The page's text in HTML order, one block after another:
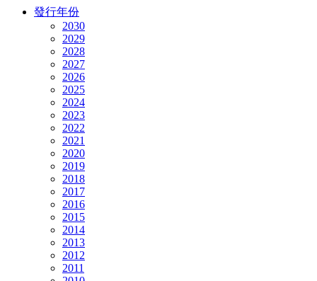
發行年份
2030
2029
2028
2027
2026
2025
2024
2023
2022
2021
2020
2019
2018
2017
2016
2015
2014
2013
2012
2011